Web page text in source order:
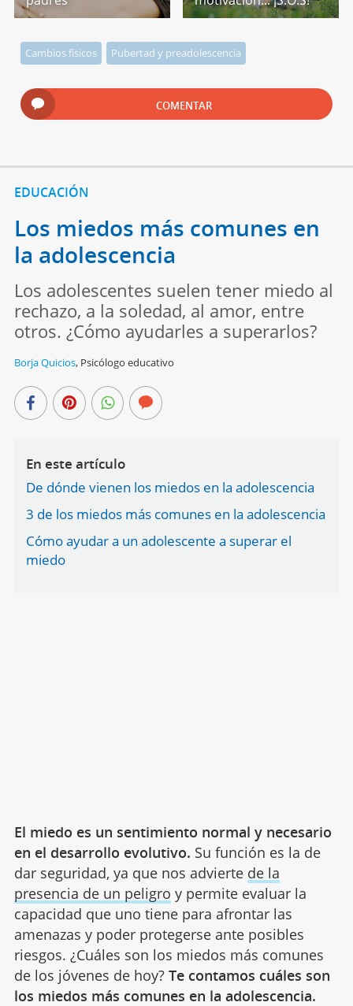
Cambios físicos Pubertad y preadolescencia
COMENTAR
EDUCACIÓN
Los miedos más comunes en
la adolescencia
Los adolescentes suelen tener miedo al
rechazo, a la soledad, al amor, entre
otros. ¿Cómo ayudarles a superarlos?
Borja Quicios, Psicólogo educativo
En este artículo
De dónde vienen los miedos en la adolescencia
3 de los miedos más comunes en la adolescencia
Cómo ayudar a un adolescente a superar el
miedo
El miedo es un sentimiento normal y necesario
en el desarrollo evolutivo. Su función es la de
dar seguridad, ya que nos advierte de la
presencia de un peligro y permite evaluar la
capacidad que uno tiene para afrontar las
amenazas y poder protegerse ante posibles
riesgos. ¿Cuáles son los miedos más comunes
de los jóvenes de hoy? Te contamos cuáles son
los miedos más comunes en la adolescencia.